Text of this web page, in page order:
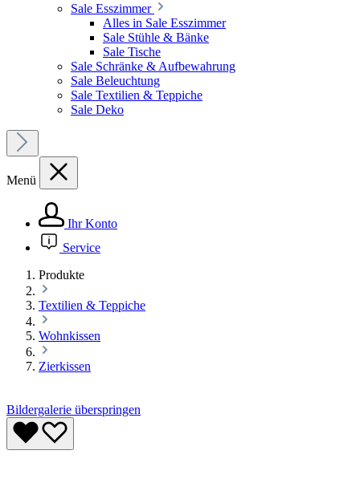
Sale Esszimmer
Alles in Sale Esszimmer
Sale Stühle & Bänke
Sale Tische
Sale Schränke & Aufbewahrung
Sale Beleuchtung
Sale Textilien & Teppiche
Sale Deko
Menü
Ihr Konto
Service
Produkte
Textilien & Teppiche
Wohnkissen
Zierkissen
Bildergalerie überspringen